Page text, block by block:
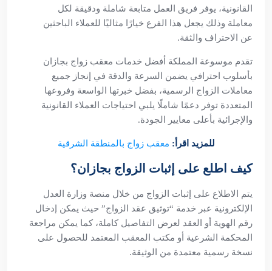
القانونية، يوفر فريق العمل متابعة شاملة ودقيقة لكل
معاملة وذلك يجعل هذا الفرع خيارًا مثاليًا للعملاء الباحثين
عن الاحتراف والثقة.
تقدم موسوعة المملكة أفضل خدمات معقب زواج بجازان
بأسلوب احترافي يضمن السرعة والدقة في إنجاز جميع
معاملات الزواج الرسمية، بفضل خبرتها الواسعة وفروعها
المتعددة توفر دعمًا شاملًا يلبي احتياجات العملاء القانونية
والإجرائية بأعلى معايير الجودة.
للمزيد اقرأ: معقب زواج بالمنطقة الشرقية
كيف اطلع على إثبات الزواج بجازان؟
يتم الاطلاع على إثبات الزواج من خلال منصة وزارة العدل
الإلكترونية عبر خدمة “توثيق عقد الزواج” حيث يمكن إدخال
رقم الهوية أو العقد لعرض التفاصيل كاملة، كما يمكن مراجعة
المحكمة الشرعية أو مكتب المعقب المعتمد للحصول على
نسخة رسمية معتمدة من الوثيقة.